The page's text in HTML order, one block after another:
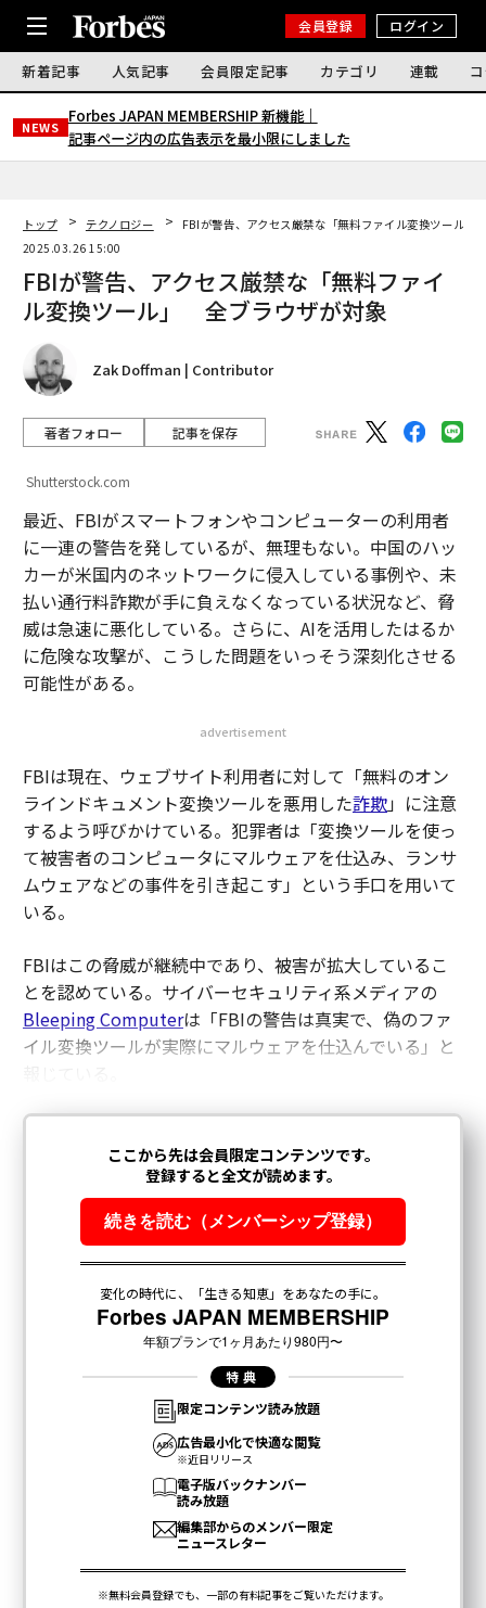
会員登録 ログイン
新着記事 人気記事 会員限定記事 カテゴリ 連載
NEWS
Forbes JAPAN MEMBERSHIP 新機能｜
記事ページ内の広告表示を最小限にしました
トップ テクノロジー
FBIが警告、アクセス厳禁な「無料ファイル変換ツール
2025.03.26 15:00
FBIが警告、アクセス厳禁な「無料ファイ
ル変換ツール」 全ブラウザが対象
Zak Doffman | Contributor
著者フォロー 記事を保存
Shutterstock.com
最近、FBIがスマートフォンやコンピューターの利用者
に一連の警告を発しているが、無理もない。中国のハッ
カーが米国内のネットワークに侵入している事例や、未
払い通行料詐欺が手に負えなくなっている状況など、脅
威は急速に悪化している。さらに、AIを活用したはるか
に危険な攻撃が、こうした問題をいっそう深刻化させる
可能性がある。
advertisement
FBIは現在、ウェブサイト利用者に対して「無料のオン
ラインドキュメント変換ツールを悪用した詐欺」に注意
するよう呼びかけている。犯罪者は「変換ツールを使っ
て被害者のコンピュータにマルウェアを仕込み、ランサ
ムウェアなどの事件を引き起こす」という手口を用いて
いる。
FBIはこの脅威が継続中であり、被害が拡大しているこ
とを認めている。サイバーセキュリティ系メディアの
Bleeping Computerは「FBIの警告は真実で、偽のファ
イル変換ツールが実際にマルウェアを仕込んでいる」と